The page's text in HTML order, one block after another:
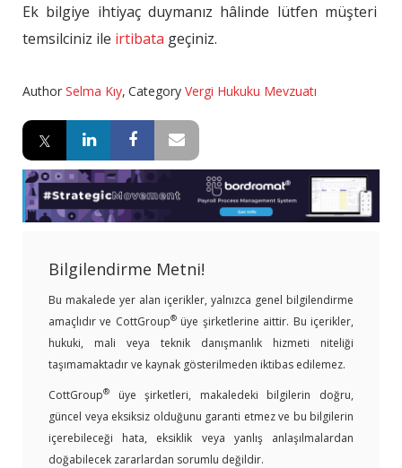
Ek bilgiye ihtiyaç duymanız hâlinde lütfen müşteri
temsilciniz ile irtibata geçiniz.
Author Selma Kıy, Category Vergi Hukuku Mevzuatı
Bilgilendirme Metni!
Bu makalede yer alan içerikler, yalnızca genel bilgilendirme
amaçlıdır ve CottGroup®üye şirketlerine aittir. Bu içerikler,
hukuki, mali veya teknik danışmanlık hizmeti niteliği
taşımamaktadır ve kaynak gösterilmeden iktibas edilemez.
CottGroup®
üye şirketleri, makaledeki bilgilerin doğru,
güncel veya eksiksiz olduğunu garanti etmez ve bu bilgilerin
içerebileceği hata, eksiklik veya yanlış anlaşılmalardan
doğabilecek zararlardan sorumlu değildir.